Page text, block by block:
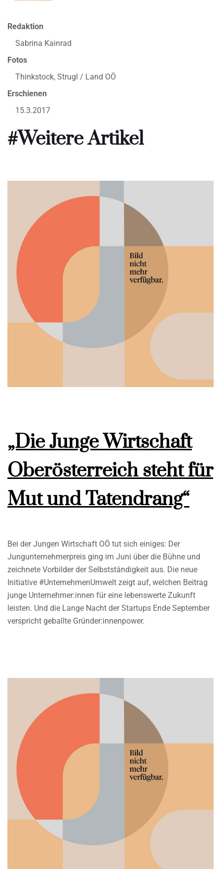
Redaktion
Sabrina Kainrad
Fotos
Thinkstock, Strugl / Land OÖ
Erschienen
15.3.2017
#Weitere Artikel
„Die Junge Wirtschaft
Oberösterreich steht für
Mut und Tatendrang“
Bei der Jungen Wirtschaft OÖ tut sich einiges: Der
Jungunternehmerpreis ging im Juni über die Bühne und
zeichnete Vorbilder der Selbstständigkeit aus. Die neue
Initiative #UnternehmenUmwelt zeigt auf, welchen Beitrag
junge Unternehmer:innen für eine lebenswerte Zukunft
leisten. Und die Lange Nacht der Startups Ende September
verspricht geballte Gründer:innenpower.